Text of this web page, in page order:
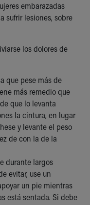
embarazadas
sufrir lesiones, sobre
los dolores de
que pese más de
más remedio que
que lo levanta
la cintura, en lugar
y levante el peso
de con la de la
durante largos
evitar, use un
un pie mientras
está sentada. Si debe